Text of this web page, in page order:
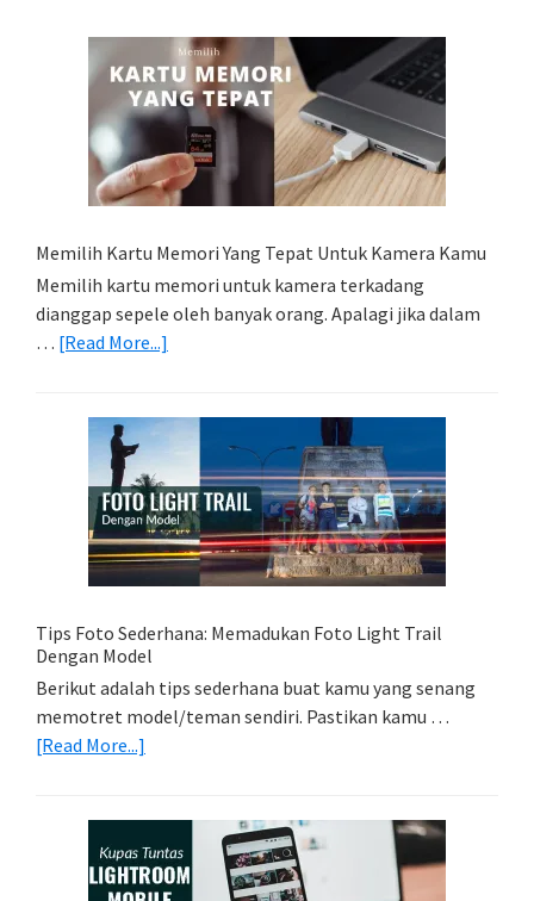
Memilih Kartu Memori Yang Tepat Untuk Kamera Kamu
Memilih kartu memori untuk kamera terkadang
dianggap sepele oleh banyak orang. Apalagi jika dalam
… [Read More...]
Memori
Tepat
Untuk
Kamera
Kamu
Tips Foto Sederhana: Memadukan Foto Light Trail
Dengan Model
Berikut adalah tips sederhana buat kamu yang senang
memotret model/teman sendiri. Pastikan kamu …
[Read More...]
Sederhana:
Memadukan
Foto